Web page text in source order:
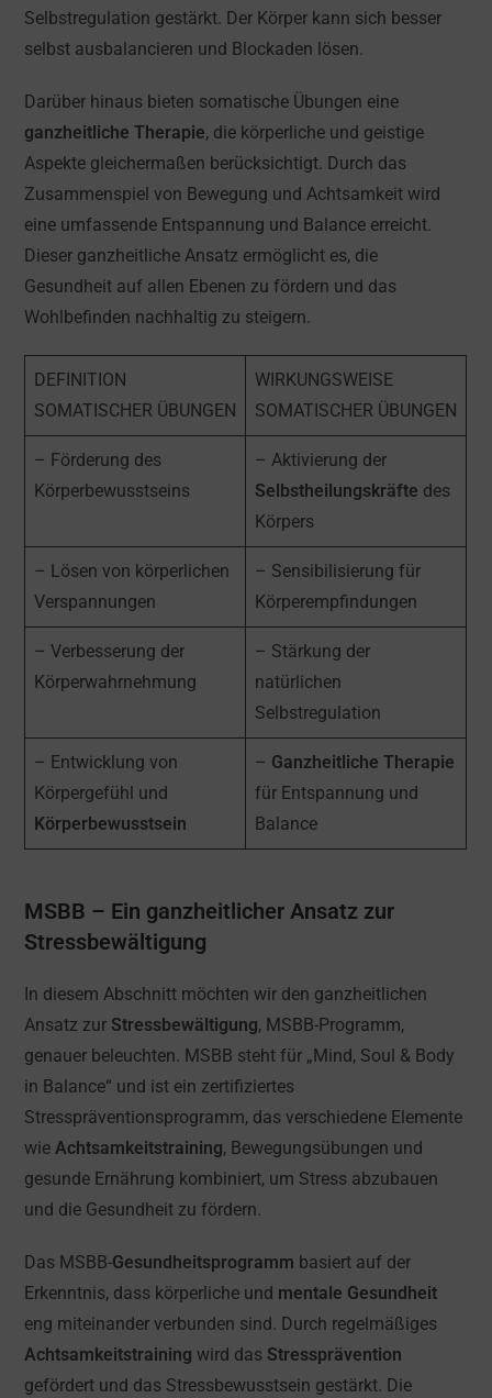
Selbstregulation gestärkt. Der Körper kann sich besser
selbst ausbalancieren und Blockaden lösen.
Darüber hinaus bieten somatische Übungen eine
ganzheitliche Therapie, die körperliche und geistige
Aspekte gleichermaßen berücksichtigt. Durch das
Zusammenspiel von Bewegung und Achtsamkeit wird
eine umfassende Entspannung und Balance erreicht.
Dieser ganzheitliche Ansatz ermöglicht es, die
Gesundheit auf allen Ebenen zu fördern und das
Wohlbefinden nachhaltig zu steigern.
DEFINITION
SOMATISCHER ÜBUNGEN
WIRKUNGSWEISE
SOMATISCHER ÜBUNGEN
– Förderung des
Körperbewusstseins
– Aktivierung der
Selbstheilungskräfte des
Körpers
– Lösen von körperlichen
Verspannungen
– Sensibilisierung für
Körperempfindungen
– Verbesserung der
Körperwahrnehmung
– Stärkung der
natürlichen
Selbstregulation
– Entwicklung von
Körpergefühl und
Körperbewusstsein
– Ganzheitliche Therapie
für Entspannung und
Balance
MSBB – Ein ganzheitlicher Ansatz zur
Stressbewältigung
In diesem Abschnitt möchten wir den ganzheitlichen
Ansatz zur Stressbewältigung, MSBB-Programm,
genauer beleuchten. MSBB steht für „Mind, Soul & Body
in Balance“ und ist ein zertifiziertes
Stresspräventionsprogramm, das verschiedene Elemente
wieAchtsamkeitstraining, Bewegungsübungen und
gesunde Ernährung kombiniert, um Stress abzubauen
und die Gesundheit zu fördern.
Das MSBB-Gesundheitsprogramm basiert auf der
Erkenntnis, dass körperliche und mentale Gesundheit
eng miteinander verbunden sind. Durch regelmäßiges
Achtsamkeitstraining wird das Stressprävention
gefördert und das Stressbewusstsein gestärkt. Die